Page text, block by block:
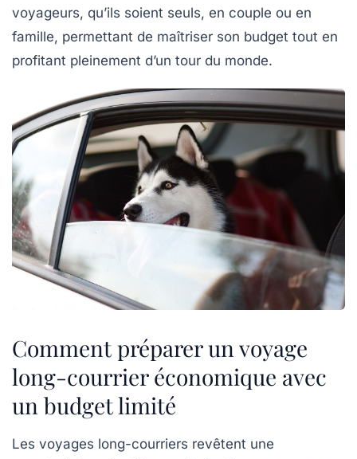
voyageurs, qu’ils soient seuls, en couple ou en
famille, permettant de maîtriser son budget tout en
profitant pleinement d’un tour du monde.
Comment préparer un voyage
long-courrier économique avec
un budget limité
Les voyages long-courriers revêtent une